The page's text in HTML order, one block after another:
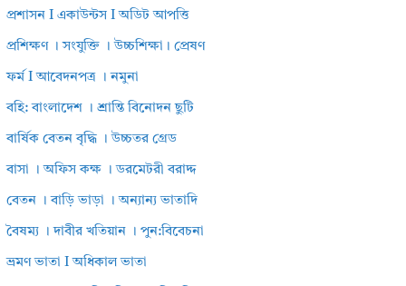
প্রশাসন I একাউন্টস I অডিট আপত্তি
প্রশিক্ষণ । সংযুক্তি । উচ্চশিক্ষা। প্রেষণ
ফর্ম I আবেদনপত্র । নমুনা
বহি: বাংলাদেশ । শ্রান্তি বিনোদন ছুটি
বার্ষিক বেতন বৃদ্ধি । উচ্চতর গ্রেড
বাসা । অফিস কক্ষ । ডরমেটরী বরাদ্দ
বেতন । বাড়ি ভাড়া । অন্যান্য ভাতাদি
বৈষম্য । দাবীর খতিয়ান । পুন:বিবেচনা
ভ্রমণ ভাতা I অধিকাল ভাতা